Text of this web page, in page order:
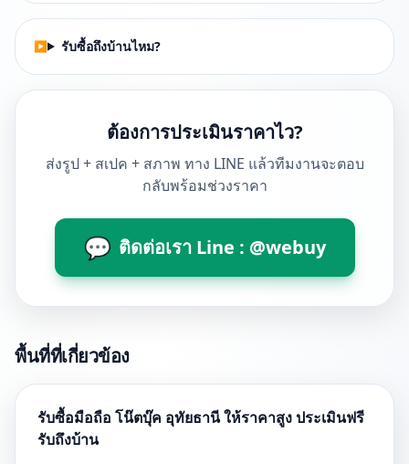
รับซื้อถึงบ้านไหม?
ต้องการประเมินราคาไว?
ส่งรูป + สเปค + สภาพ ทาง LINE แล้วทีมงานจะตอบ
กลับพร้อมช่วงราคา
💬 ติดต่อเรา Line : @webuy
พื้นที่ที่เกี่ยวข้อง
รับซื้อมือถือ โน๊ตบุ๊ค อุทัยธานี ให้ราคาสูง ประเมินฟรี
รับถึงบ้าน